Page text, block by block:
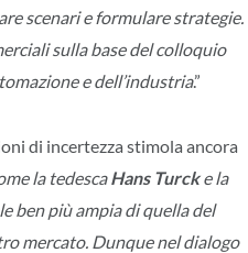
scenari e formulare strategie.
sulla base del colloquio
e dell’industria.”
di incertezza stimola ancora
la tedescaHans Turcke la
ben più ampia di quella del
mercato. Dunque nel dialogo